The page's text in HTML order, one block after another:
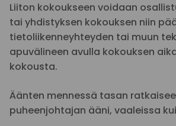
Liiton kokoukseen voidaan
tai yhdistyksen kokouksen niin
tietoliikenneyhteyden tai muun
apuvälineen avulla kokouksen
kokousta.
Äänten mennessä tasan
puheenjohtajan ääni, vaaleissa